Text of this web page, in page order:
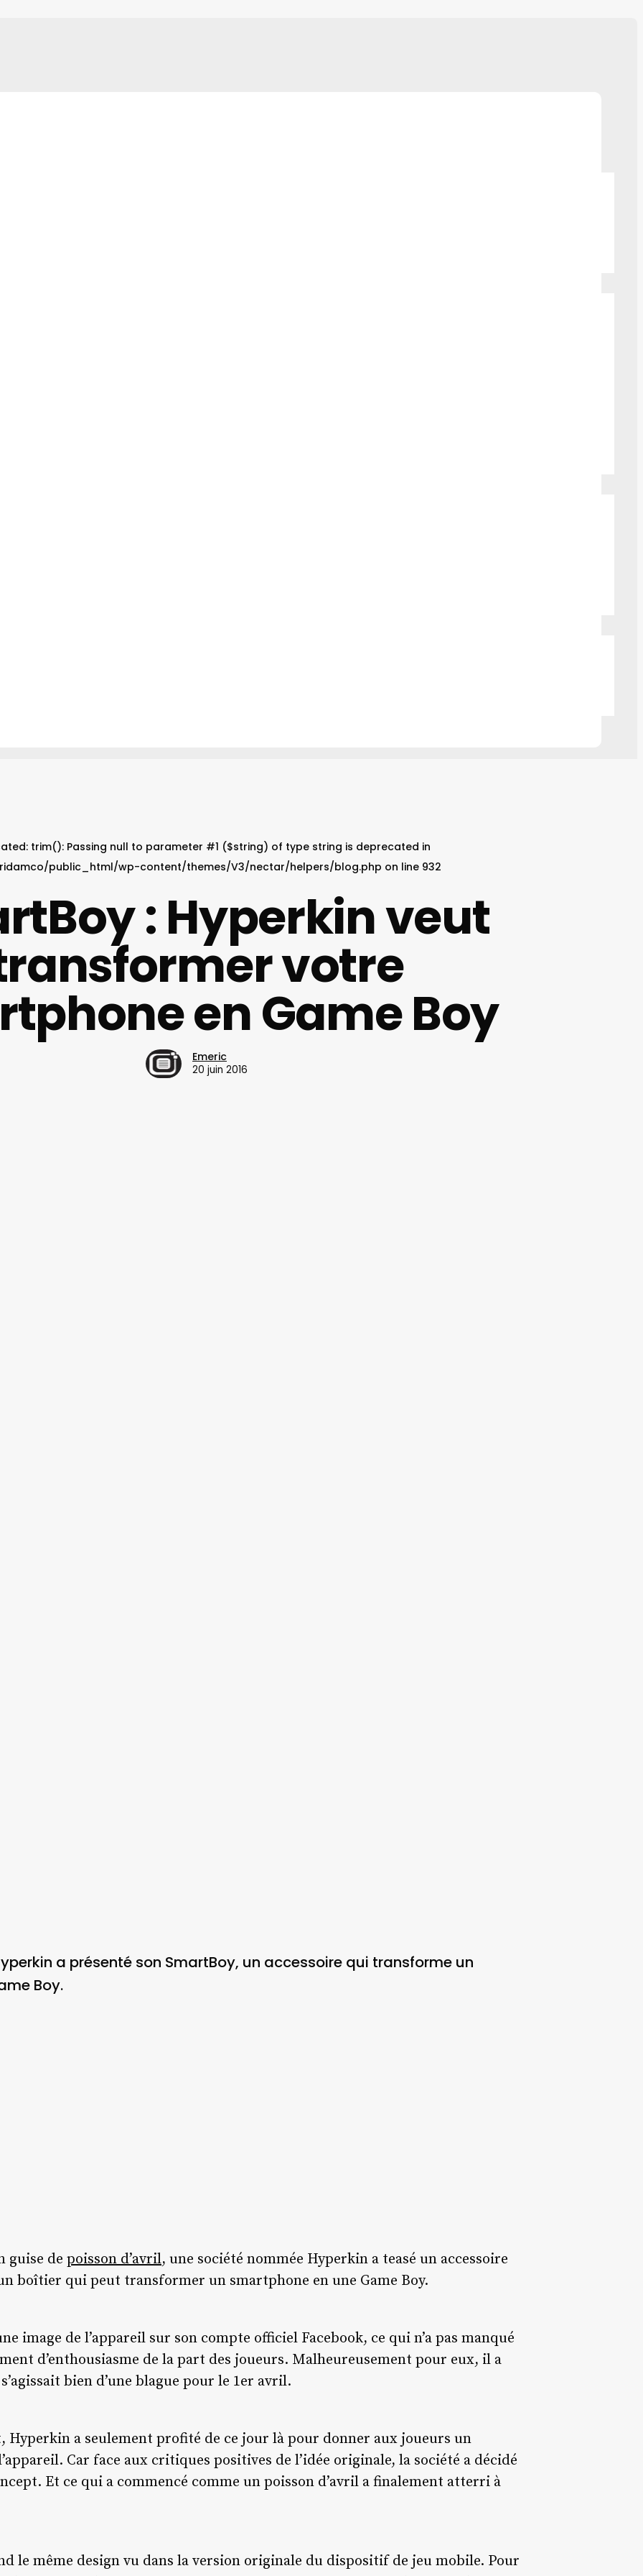
: trim(): Passing null to parameter #1 ($string) of type string is deprecated in
public_html/wp-content/themes/V3/nectar/helpers/blog.php on line 932
: Hyperkin veut
votre
en Game Boy
Emeric
20 juin 2016
a présenté son SmartBoy, un accessoire qui transforme un
Boy.
guise de poisson d’avril, une société nommée Hyperkin a teasé un accessoire
boîtier qui peut transformer un smartphone en une Game Boy.
image de l’appareil sur son compte officiel Facebook, ce qui n’a pas manqué
d’enthousiasme de la part des joueurs. Malheureusement pour eux, il a
bien d’une blague pour le 1er avril.
Hyperkin a seulement profité de ce jour là pour donner aux joueurs un
Car face aux critiques positives de l’idée originale, la société a décidé
Et ce qui a commencé comme un poisson d’avril a finalement atterri à
le même design vu dans la version originale du dispositif de jeu mobile. Pour